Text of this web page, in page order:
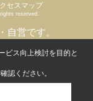
クセスマップ
reserved.
自営です。
ビス向上検討を目的と
認ください。